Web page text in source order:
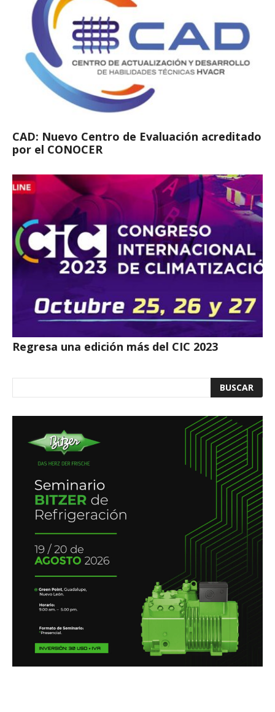
CAD: Nuevo Centro de Evaluación acreditado
por el CONOCER
Regresa una edición más del CIC 2023